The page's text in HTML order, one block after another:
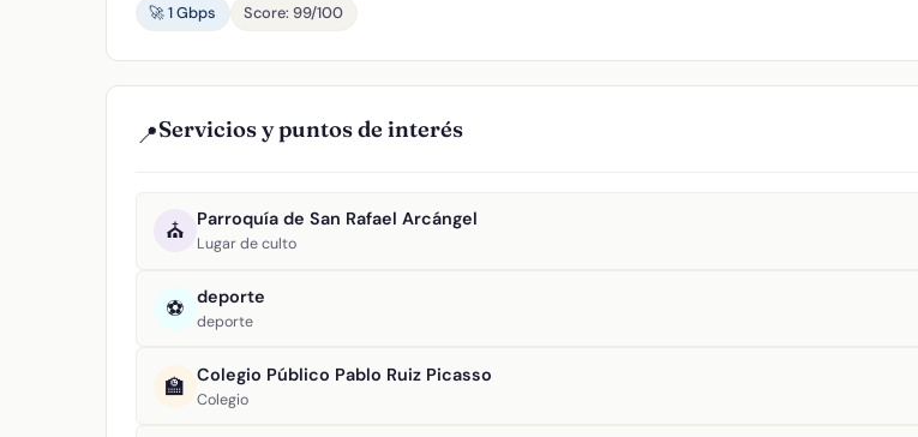
🚀 1 Gbps
Score: 99/100
📍Servicios y puntos de interés
⛪ Parroquía de San Rafael Arcángel
Lugar de culto
⚽ deporte
deporte
🏫 Colegio Público Pablo Ruiz Picasso
Colegio